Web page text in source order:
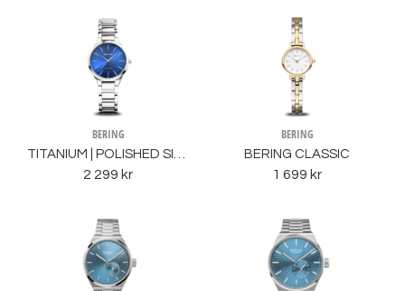
BERING
2 299 kr
BERING
BERING CLASSIC
1 699 kr